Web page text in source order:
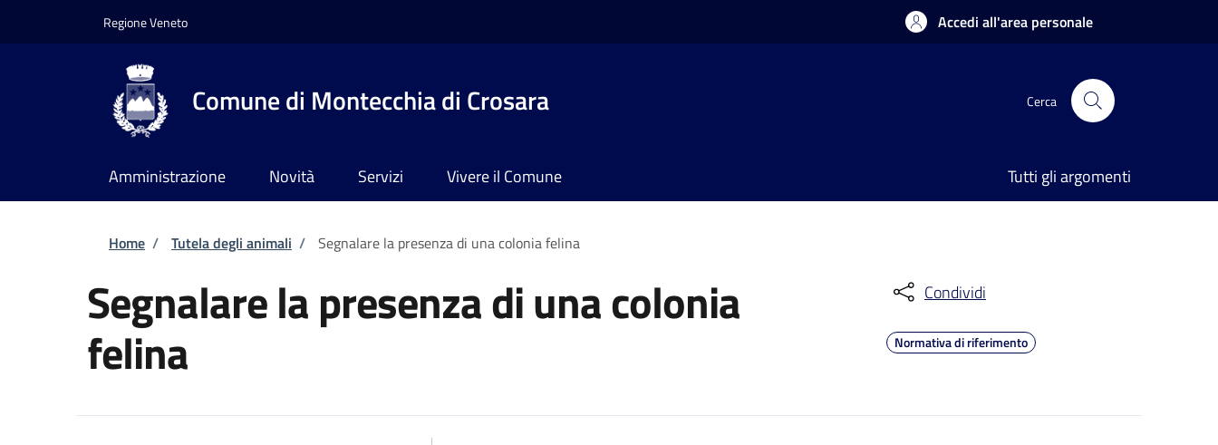
Regione Veneto Accedi all'area personale
Comune di Montecchia di Crosara Cerca
Amministrazione Novità Servizi Vivere il Comune Tutti gli argomenti
Briciole di pane
Home / Tutela degli animali / Segnalare la presenza di una colonia felina
Segnalare la presenza di una colonia
felina
Condividi
Normativa di riferimento